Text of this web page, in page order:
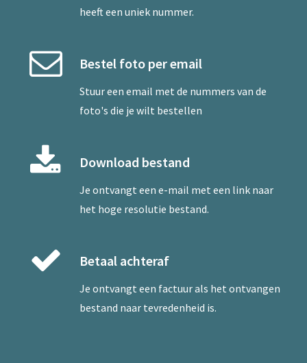
heeft een uniek nummer.
Bestel foto per email
Stuur een email met de nummers van de
foto's die je wilt bestellen
Download bestand
Je ontvangt een e-mail met een link naar
het hoge resolutie bestand.
Betaal achteraf
Je ontvangt een factuur als het ontvangen
bestand naar tevredenheid is.